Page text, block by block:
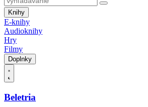
Knihy
E-knihy
Audioknihy
Hry
Filmy
Doplnky
Beletria